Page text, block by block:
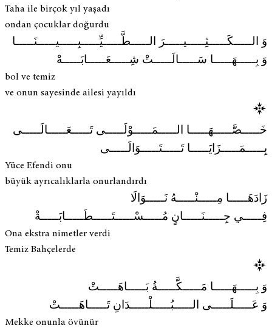
Taha ile birçok yıl yaşadı
ondan çocuklar doğurdu
وَ الـــــكَـــــثِـــــيـــــرَ الـــــطَّـــــيِّـــــبِـــــيـــــنَـــــا
وَ بِـــــهَـــــا سَـــــالَـــــتْ شِـــــعَـــــابَـــــهْ
bol ve temiz
ve onun sayesinde ailesi yayıldı
خَـــــصَّـــــهَـــــا الـــــمَـــــوْلَـــــى تَـــــعَـــــالَـــــى
بِـــــمَـــــزَايَـــــا تَـــــتَـــــوَالَـــــى
Yüce Efendi onu
büyük ayrıcalıklarla onurlandırdı
زَادَهَـــــا مِـــــنْـــــهُ نَـــــوَالَا
فِـــــي جِـــــنَـــــانٍ مُـــــسْـــــتَـــــطَـــــابَـــــةْ
Ona ekstra nimetler verdi
Temiz Bahçelerde
وَ بِـــــهَـــــا مَـــــكَّـــــةُ بَـــــاهَـــــتْ
وَ عَـــــلَـــــى الـــــبُـــــلْـــــدَانِ تَـــــاهَـــــتْ
Mekke onunla övünür